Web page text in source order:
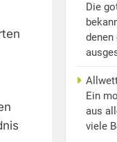
Die
denen
Ein
aus
viele